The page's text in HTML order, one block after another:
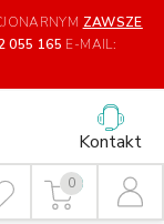
ZAWSZE
055 165 E-MAIL:
Kontakt
0